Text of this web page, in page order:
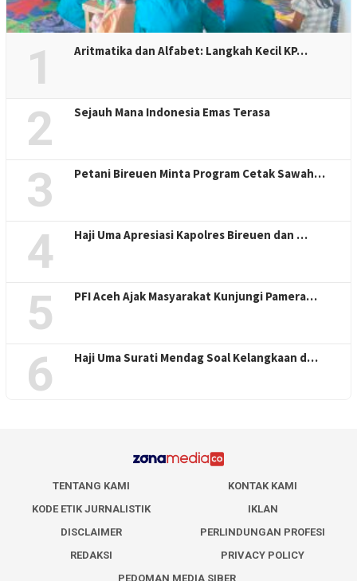
1 Aritmatika dan Alfabet: Langkah Kecil KP…
2 Sejauh Mana Indonesia Emas Terasa
3 Petani Bireuen Minta Program Cetak Sawah…
4 Haji Uma Apresiasi Kapolres Bireuen dan …
5 PFI Aceh Ajak Masyarakat Kunjungi Pamera…
6 Haji Uma Surati Mendag Soal Kelangkaan d…
TENTANG KAMI
KONTAK KAMI
KODE ETIK JURNALISTIK
IKLAN
DISCLAIMER
PERLINDUNGAN PROFESI
REDAKSI
PRIVACY POLICY
PEDOMAN MEDIA SIBER